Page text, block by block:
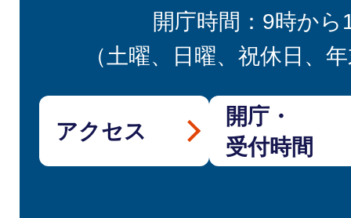
開庁時間：9時から
（土曜、日曜、祝休日、
アクセス
開庁・
受付時間